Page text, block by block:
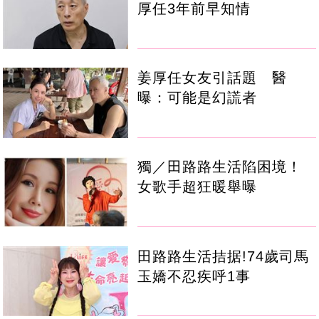
厚任3年前早知情
姜厚任女友引話題 醫
曝：可能是幻謊者
獨／田路路生活陷困境！
女歌手超狂暖舉曝
田路路生活拮据!74歲司馬
玉嬌不忍疾呼1事